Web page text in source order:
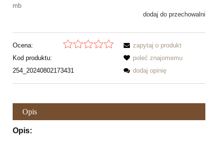
mb
dodaj do przechowalni
Ocena:
Kod produktu:
254_20240802173431
zapytaj o produkt
poleć znajomemu
dodaj opinię
Opis
Opis: